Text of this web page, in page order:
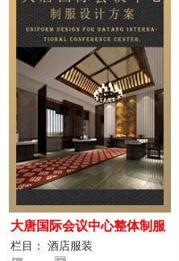
大唐国际会议中心整体制服
设计案例
栏目： 酒店服装